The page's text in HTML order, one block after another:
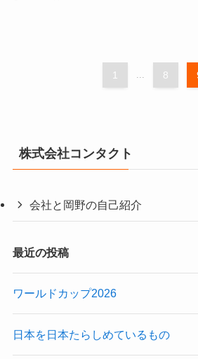
1 ... 8
株式会社コンタクト
会社と岡野の自己紹介
最近の投稿
ワールドカップ2026
日本を日本たらしめているもの